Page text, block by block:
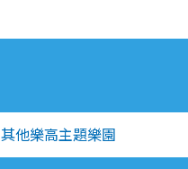
其他樂高主題樂園